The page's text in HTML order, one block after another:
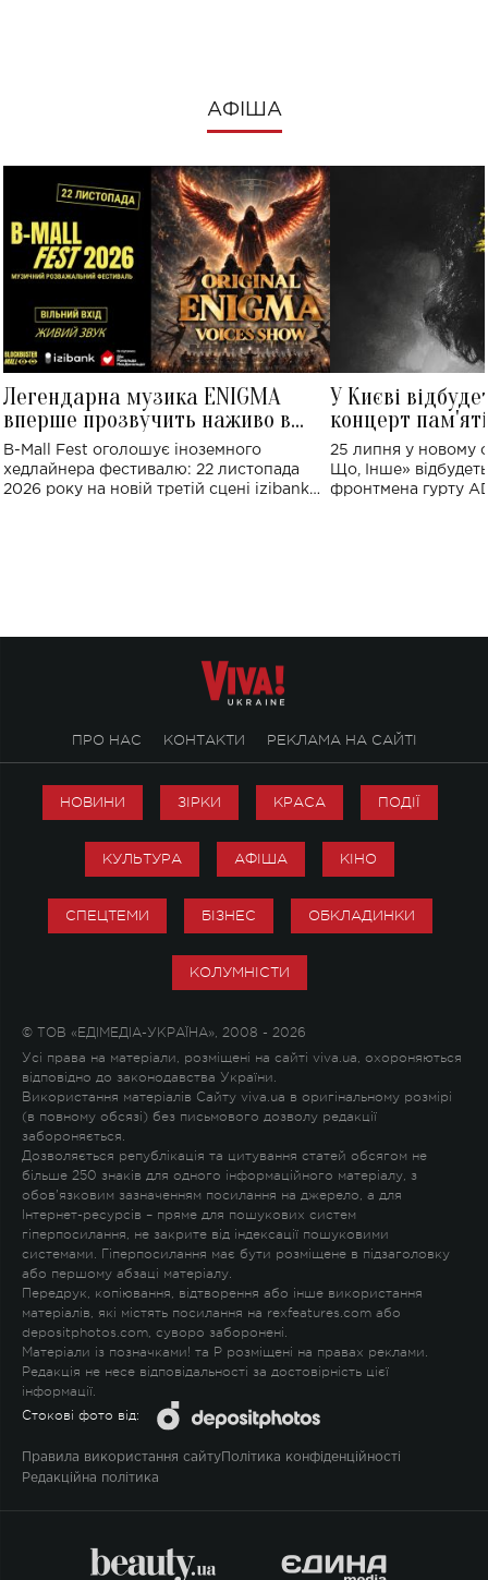
АФІША
Легендарна музика ENIGMA
вперше прозвучить наживо в
Україні: де відбудеться концерт
B-Mall Fest оголошує іноземного
хедлайнера фестивалю: 22 листопада
2026 року на новій третій сцені izibank
У Києві
концерт
Клименка:
виконають
25 липня у новому
Що, Інше»
фронтмена гурту
ПРО НАС КОНТАКТИ РЕКЛАМА НА САЙТІ
НОВИНИ ЗІРКИ КРАСА ПОДІЇ
КУЛЬТУРА АФІША КІНО
СПЕЦТЕМИ БІЗНЕС ОБКЛАДИНКИ
КОЛУМНІСТИ
© ТОВ «ЕДІМЕДІА-УКРАЇНА», 2008 - 2026
Усі права на матеріали, розміщені на сайті viva.ua, охороняються
відповідно до законодавства України.
Використання матеріалів Сайту viva.ua в оригінальному розмірі
(в повному обсязі) без письмового дозволу редакції
забороняється.
Дозволяється републікація та цитування статей обсягом не
більше 250 знаків для одного інформаційного матеріалу, з
обов'язковим зазначенням посилання на джерело, а для
Інтернет-ресурсів – пряме для пошукових систем
гіперпосилання, не закрите від індексації пошуковими
системами. Гіперпосилання має бути розміщене в підзаголовку
або першому абзаці матеріалу.
Передрук, копіювання, відтворення або інше використання
матеріалів, які містять посилання на rexfeatures.com або
depositphotos.com, суворо заборонені.
Матеріали із позначками! та P розміщені на правах реклами.
Редакція не несе відповідальності за достовірність цієї
інформації.
Стокові фото від:
Правила використання сайту Політика конфіденційності
Редакційна політика